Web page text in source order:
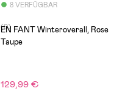
8 VERFÜGBAR
(0)
EN FANT Winteroverall, Rose
Taupe
129,99 €